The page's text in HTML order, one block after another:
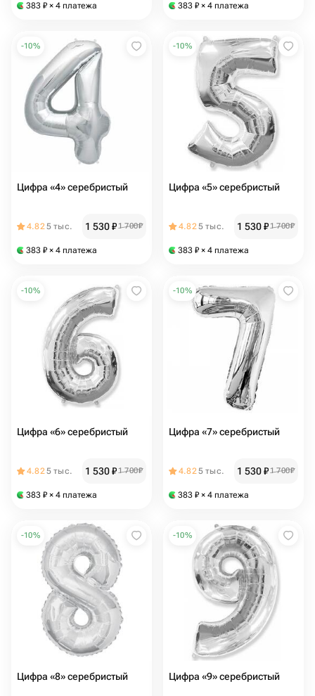
383 ₽ × 4 платежа 383 ₽ × 4 платежа
-10%
Цифра «4» серебристый
4.825 тыс. 1 530₽1 700₽
383 ₽ × 4 платежа
-10%
Цифра «5» серебристый
4.825 тыс. 1 530₽1 700₽
383 ₽ × 4 платежа
-10%
Цифра «6» серебристый
4.825 тыс. 1 530₽1 700₽
383 ₽ × 4 платежа
-10%
Цифра «7» серебристый
4.825 тыс. 1 530₽1 700₽
383 ₽ × 4 платежа
-10%
Цифра «8» серебристый
-10%
Цифра «9» серебристый